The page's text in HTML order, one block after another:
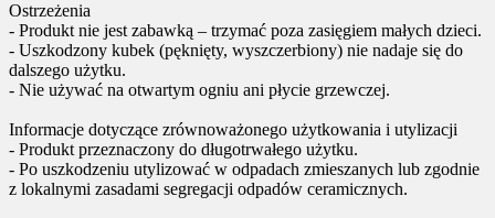
Ostrzeżenia
- Produkt nie jest zabawką – trzymać poza zasięgiem małych dzieci.
- Uszkodzony kubek (pęknięty, wyszczerbiony) nie nadaje się do
dalszego użytku.
- Nie używać na otwartym ogniu ani płycie grzewczej.
Informacje dotyczące zrównoważonego użytkowania i utylizacji
- Produkt przeznaczony do długotrwałego użytku.
- Po uszkodzeniu utylizować w odpadach zmieszanych lub zgodnie
z lokalnymi zasadami segregacji odpadów ceramicznych.